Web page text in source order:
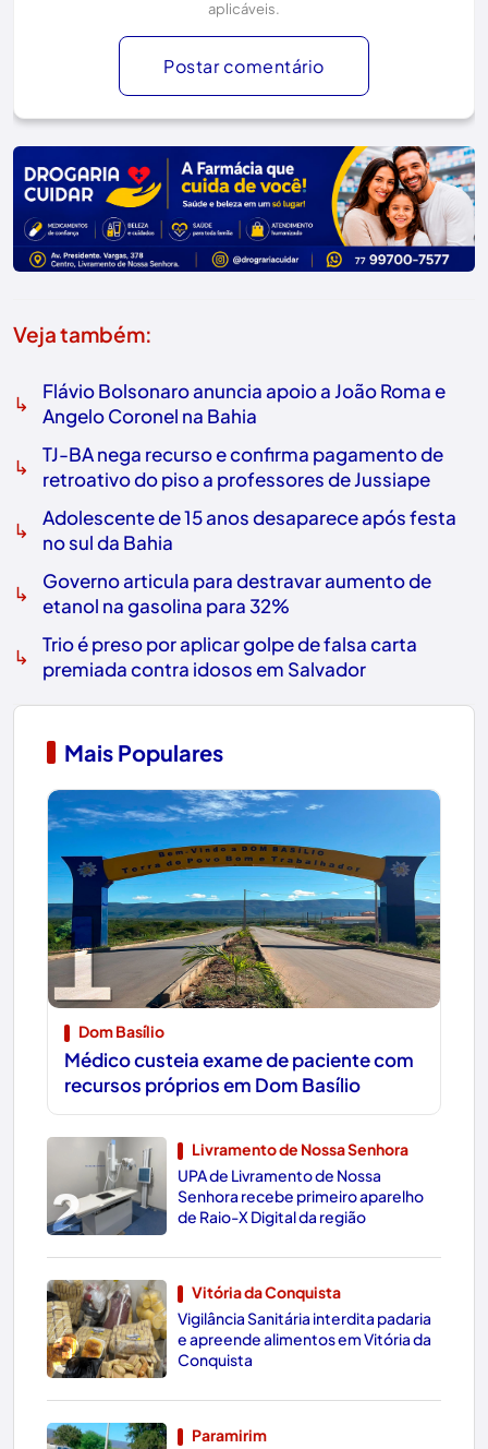
aplicáveis.
Postar comentário
Veja também:
↳
Flávio Bolsonaro anuncia apoio a João Roma e
Angelo Coronel na Bahia
↳
TJ-BA nega recurso e confirma pagamento de
retroativo do piso a professores de Jussiape
↳
Adolescente de 15 anos desaparece após festa
no sul da Bahia
↳
Governo articula para destravar aumento de
etanol na gasolina para 32%
↳
Trio é preso por aplicar golpe de falsa carta
premiada contra idosos em Salvador
Mais Populares
1
Dom Basílio
Médico custeia exame de paciente com
recursos próprios em Dom Basílio
2
Livramento de Nossa Senhora
UPA de Livramento de Nossa
Senhora recebe primeiro aparelho
de Raio-X Digital da região
3
Vitória da Conquista
Vigilância Sanitária interdita padaria
e apreende alimentos em Vitória da
Conquista
Paramirim